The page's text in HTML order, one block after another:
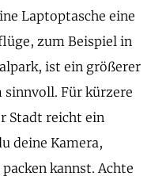
Laptoptasche eine
zum Beispiel in
ist ein größerer
sinnvoll. Für kürzere
Stadt reicht ein
deine Kamera,
kannst. Achte